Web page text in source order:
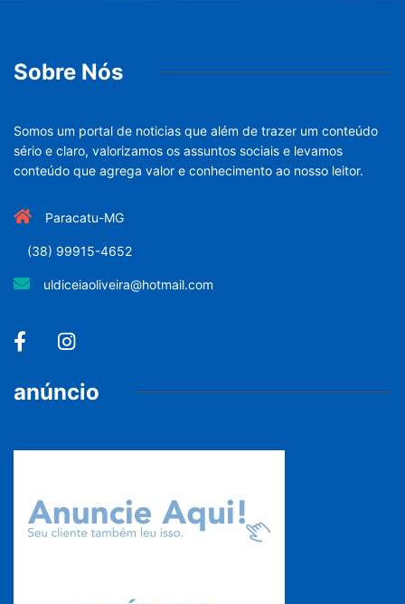
Sobre Nós
Somos um portal de noticias que além de trazer um conteúdo
sério e claro, valorizamos os assuntos sociais e levamos
conteúdo que agrega valor e conhecimento ao nosso leitor.
Paracatu-MG
(38) 99915-4652
uldiceiaoliveira@hotmail.com
anúncio